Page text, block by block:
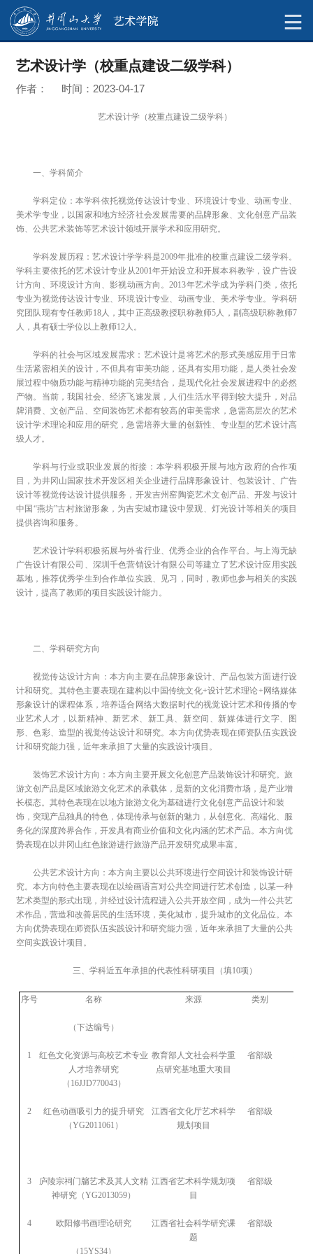
艺术设计学（校重点建设二级学科）
作者： 时间：2023-04-17
艺术设计学（校重点建设二级学科）
一、学科简介
学科定位： 本学科依托视觉传达设计专业、环境设计专业、动画专业、
美术学专业，以国家和地方经济社会发展需要的品牌形象、文化创意产品装
饰、公共艺术装饰等艺术设计领域开展学术和应用研究。
学科发展历程：艺术设计学学科是2009年批准的校重点建设二级学科。
学科主要依托的艺术设计专业从2001年开始设立和开展本科教学，设广告设
计方向、环境设计方向、影视动画方向。2013年艺术学成为学科门类，依托
专业为视觉传达设计专业、环境设计专业、动画专业、美术学专业。学科研
究团队现有专任教师18人，其中正高级教授职称教师5人，副高级职称教师7
人，具有硕士学位以上教师12人。
学科的社会与区域发展需求 ：艺术设计是将艺术的形式美感应用于日常
生活紧密相关的设计，不但具有审美功能，还具有实用功能，是人类社会发
展过程中物质功能与精神功能的完美结合，是现代化社会发展进程中的必然
产物。当前，我国社会、经济飞速发展，人们生活水平得到较大提升，对品
牌消费、文创产品、空间装饰艺术都有较高的审美需求，急需高层次的艺术
设计学术理论和应用的研究，急需培养大量的创新性、专业型的艺术设计高
级人才。
学科与行业或职业发展的衔接： 本学科积极开展与地方政府的合作项
目，为井冈山国家技术开发区相关企业进行品牌形象设计、包装设计、广告
设计等视觉传达设计提供服务，开发吉州窑陶瓷艺术文创产品、开发与设计
中国 “燕坊”古村旅游形象，为吉安城市建设中景观、灯光设计等相关的项目
提供咨询和服务。
艺术设计学科积极拓展与外省行业、优秀企业的合作平台。与上海无缺
广告设计有限公司、深圳千色营销设计有限公司等建立了艺术设计应用实践
基地，推荐优秀学生到合作单位实践、见习，同时，教师也参与相关的实践
设计，提高了教师的项目实践设计能力。
二、学科研究方向
视觉传达设计方向：本方向主要在品牌形象设计、产品包装方面进行设
计和研究。 其特色主要表现在建构以中国传统文化+设计艺术理论+ 网络媒体
形象设计的课程体系，培养适合网络大数据时代的视觉设计艺术和传播的专
业艺术人才，以新精神、新艺术、新工具、新空间、新媒体进行文字、图
形、色彩、造型的视觉传达设计和研究。本方向优势表现在师资队伍实践设
计和研究能力强，近年来承担了大量的实践设计项目。
装饰艺术设计方向： 本方向主要开展文化创意产品装饰设计和研究。 旅
游文创产品是区域旅游文化艺术的承载体，是新的文化消费市场，是产业增
长模态。其特色表现在以地方旅游文化为基础进行文化创意产品设计和装
饰，突现产品独具的特色，体现传承与创新的魅力，从创意化、高端化、服
务化的深度跨界合作，开发具有商业价值和文化内涵的艺术产品。本方向优
势表现在以井冈山红色旅游进行旅游产品开发研究成果丰富。
公共艺术设计方向： 本方向主要以公共环境进行空间设计和装饰设计研
究。 本方向特色主要表现在以绘画语言对公共空间进行艺术创造，以某一种
艺术类型的形式出现，并经过设计流程进入公共开放空间，成为一件公共艺
术作品，营造和改善居民的生活环境，美化城市，提升城市的文化品位。本
方向优势表现在师资队伍实践设计和研究能力强，近年来承担了大量的公共
空间实践设计项目。
三、 学科近五年承担的代表性科研项目 （填10项）
序号 名称
（下达编号）
来源 类别
1
红色文化资源与高校艺术专业
人才培养研究
（ 16JJD770043）
教育部人文社会科学重
点研究基地重大项目
省部级
2
红色动画吸引力的提升研究
（YG2011061 ）
江西省文化厅艺术科学
规划项目
省部级
3
庐陵宗祠门牖艺术及其人文精
神研究（YG2013059）
江西省艺术科学规划项
目
省部级
4 欧阳修书画理论研究
（ 15YS34）
江西省社会科学研究课
题
省部级